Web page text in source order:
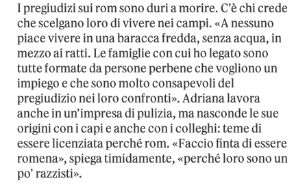
I pregiudizi sui rom sono duri a morire. C’è chi crede
che scelgano loro di vivere nei campi. «A nessuno
piace vivere in una baracca fredda, senza acqua, in
mezzo ai ratti. Le famiglie con cui ho legato sono
tutte formate da persone perbene che vogliono un
impiego e che sono molto consapevoli del
pregiudizio nei loro confronti». Adriana lavora
anche in un’impresa di pulizia, ma nasconde le sue
origini con i capi e anche con i colleghi: teme di
essere licenziata perché rom. «Faccio finta di essere
romena», spiega timidamente, «perché loro sono un
po’ razzisti».